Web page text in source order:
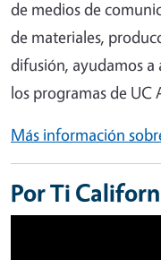
de medios de
de materiales,
difusión, ayudamos a
los programas de UC
Más información
Por Ti